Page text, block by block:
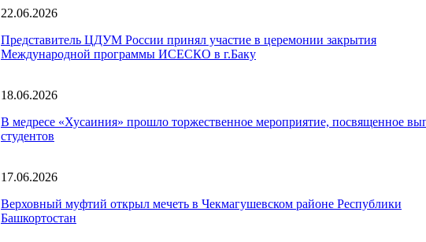
22.06.2026
Представитель ЦДУМ России принял участие в церемонии закрытия
Международной программы ИСЕСКО в г.Баку
18.06.2026
В медресе «Хусаиния» прошло торжественное мероприятие, посвященное
студентов
17.06.2026
Верховный муфтий открыл мечеть в Чекмагушевском районе Республики
Башкортостан